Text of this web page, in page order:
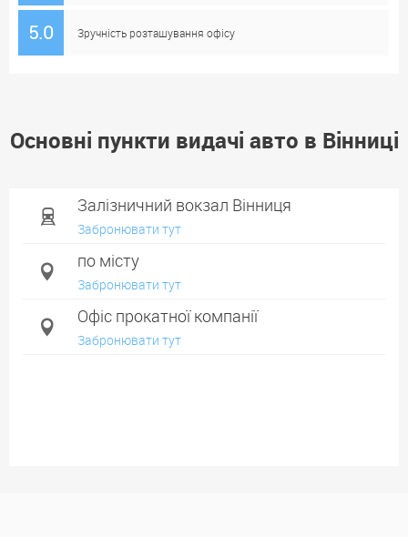
5.0 Зручність розташування офісу
Основні пункти видачі авто в Вінниці
Залізничний вокзал Вінниця
Забронювати тут
по місту
Забронювати тут
Офіс прокатної компанії
Забронювати тут